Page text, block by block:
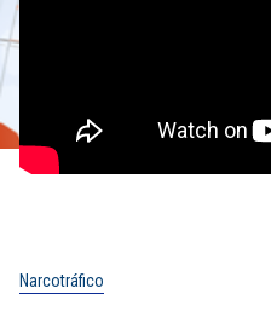
Narcotráfico